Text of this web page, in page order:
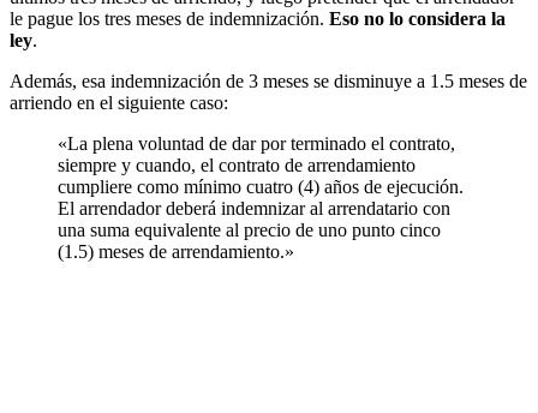
le pague los tres meses de indemnización. Eso no lo considera la
ley.
Además, esa indemnización de 3 meses se disminuye a 1.5 meses de
arriendo en el siguiente caso:
«La plena voluntad de dar por terminado el contrato,
siempre y cuando, el contrato de arrendamiento
cumpliere como mínimo cuatro (4) años de ejecución.
El arrendador deberá indemnizar al arrendatario con
una suma equivalente al precio de uno punto cinco
(1.5) meses de arrendamiento.»